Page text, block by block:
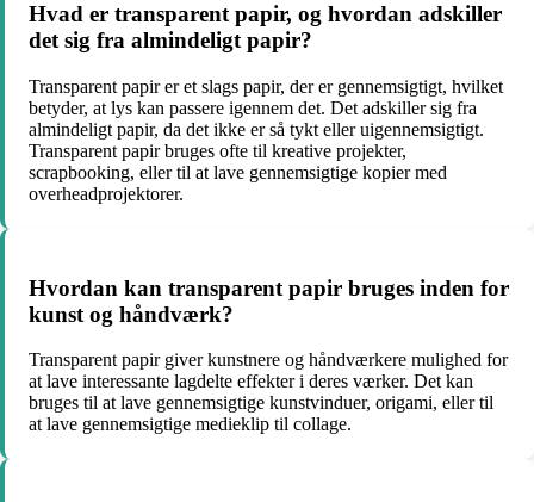
Hvad er transparent papir, og hvordan adskiller
det sig fra almindeligt papir?
Transparent papir er et slags papir, der er gennemsigtigt, hvilket
betyder, at lys kan passere igennem det. Det adskiller sig fra
almindeligt papir, da det ikke er så tykt eller uigennemsigtigt.
Transparent papir bruges ofte til kreative projekter,
scrapbooking, eller til at lave gennemsigtige kopier med
overheadprojektorer.
Hvordan kan transparent papir bruges inden for
kunst og håndværk?
Transparent papir giver kunstnere og håndværkere mulighed for
at lave interessante lagdelte effekter i deres værker. Det kan
bruges til at lave gennemsigtige kunstvinduer, origami, eller til
at lave gennemsigtige medieklip til collage.